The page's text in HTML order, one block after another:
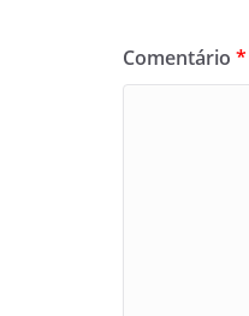
Comentário *